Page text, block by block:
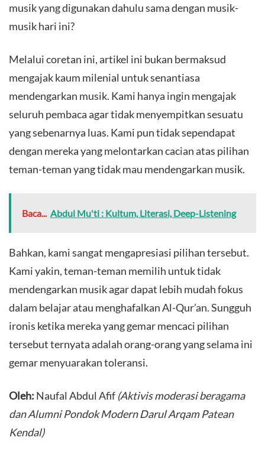
musik yang digunakan dahulu sama dengan musik-
musik hari ini?
​Melalui coretan ini, artikel ini bukan bermaksud
mengajak kaum milenial untuk senantiasa
mendengarkan musik. Kami hanya ingin mengajak
seluruh pembaca agar tidak menyempitkan sesuatu
yang sebenarnya luas. Kami pun tidak sependapat
dengan mereka yang melontarkan cacian atas pilihan
teman-teman yang tidak mau mendengarkan musik.
Baca... Abdul Mu'ti : Kultum, Literasi, Deep-Listening
​Bahkan, kami sangat mengapresiasi pilihan tersebut.
Kami yakin, teman-teman memilih untuk tidak
mendengarkan musik agar dapat lebih mudah fokus
dalam belajar atau menghafalkan Al-Qur’an. Sungguh
ironis ketika mereka yang gemar mencaci pilihan
tersebut ternyata adalah orang-orang yang selama ini
gemar menyuarakan toleransi.
Oleh: Naufal Abdul Afif (Aktivis moderasi beragama
dan Alumni Pondok Modern Darul Arqam Patean
Kendal)